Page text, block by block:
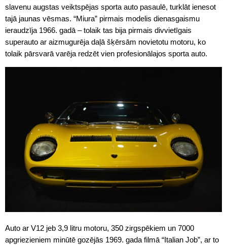
slavenu augstas veiktspējas sporta auto pasaulē, turklāt ienesot
tajā jaunas vēsmas. “Miura” pirmais modelis dienasgaismu
ieraudzīja 1966. gadā – tolaik tas bija pirmais divvietīgais
superauto ar aizmugurēja daļā šķērsām novietotu motoru, ko
tolaik pārsvarā varēja redzēt vien profesionālajos sporta auto.
Auto ar V12 jeb 3,9 litru motoru, 350 zirgspēkiem un 7000
apgriezieniem minūtē gozējās 1969. gada filmā “Italian Job”, ar to